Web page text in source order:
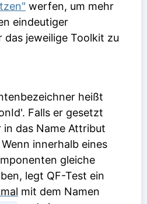
werfen, um mehr
eindeutiger
das jeweilige Toolkit zu
heißt
Falls er gesetzt
in das Name Attribut
innerhalb eines
gleiche
legt QF-Test ein
mit dem Namen